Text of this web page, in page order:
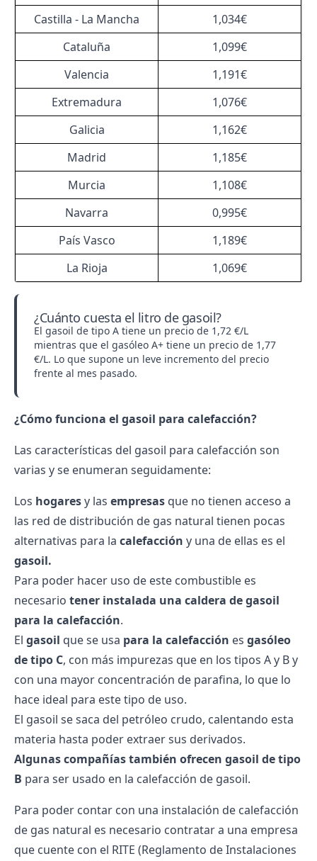
Castilla - La Mancha
1,034€
Cataluña
1,099€
Valencia
1,191€
Extremadura
1,076€
Galicia
1,162€
Madrid
1,185€
Murcia
1,108€
Navarra
0,995€
País Vasco
1,189€
La Rioja
1,069€
¿Cuánto cuesta el litro de gasoil?
El gasoil de tipo A tiene un precio de 1,72 €/L
mientras que el gasóleo A+ tiene un precio de 1,77
€/L. Lo que supone un leve incremento del precio
frente al mes pasado.
¿Cómo funciona el gasoil para calefacción?
Las características del gasoil para calefacción son
varias y se enumeran seguidamente:
Los hogaresy las empresas que no tienen acceso a
las red de distribución de gas natural tienen pocas
alternativas para la calefacción y una de ellas es el
gasoil.
Para poder hacer uso de este combustible es
necesario tener instalada una caldera de gasoil
para la calefacción.
El gasoil que se usa para la calefacción es gasóleo
de tipo C, con más impurezas que en los tipos A y B y
con una mayor concentración de parafina, lo que lo
hace ideal para este tipo de uso.
El gasoil se saca del petróleo crudo, calentando esta
materia hasta poder extraer sus derivados.
Algunas compañías también ofrecen gasoil de tipo
B para ser usado en la calefacción de gasoil.
Para poder contar con una instalación de calefacción
de gas natural es necesario contratar a una empresa
que cuente con el RITE (Reglamento de Instalaciones